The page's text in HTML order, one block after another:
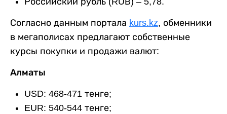
Согласно данным портала kurs.kz, обменники
в мегаполисах предлагают собственные
курсы покупки и продажи валют:
Алматы
USD: 468-471 тенге;
EUR: 540-544 тенге;